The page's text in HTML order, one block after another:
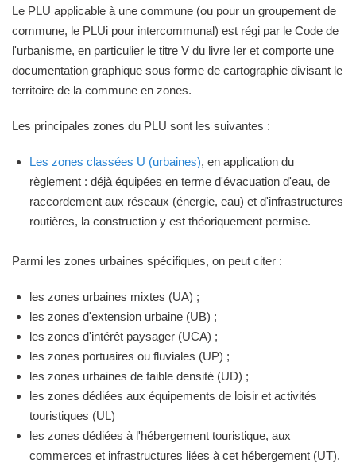
Le PLU applicable à une commune (ou pour un groupement de
commune, le PLUi pour intercommunal) est régi par le Code de
l'urbanisme, en particulier le titre V du livre Ier et comporte une
documentation graphique sous forme de cartographie divisant le
territoire de la commune en zones.
Les principales zones du PLU sont les suivantes :
Les zones classées U (urbaines), en application du
règlement : déjà équipées en terme d'évacuation d'eau, de
raccordement aux réseaux (énergie, eau) et d'infrastructures
routières, la construction y est théoriquement permise.
Parmi les zones urbaines spécifiques, on peut citer :
les zones urbaines mixtes (UA) ;
les zones d'extension urbaine (UB) ;
les zones d'intérêt paysager (UCA) ;
les zones portuaires ou fluviales (UP) ;
les zones urbaines de faible densité (UD) ;
les zones dédiées aux équipements de loisir et activités
touristiques (UL)
les zones dédiées à l'hébergement touristique, aux
commerces et infrastructures liées à cet hébergement (UT).